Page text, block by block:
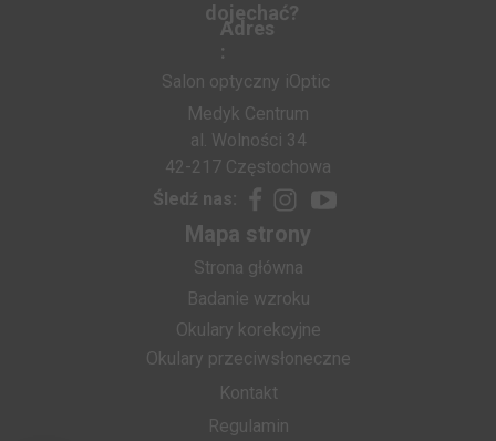
dojechać?
Regulamin
Kontakt
Okulary przeciwsłoneczne
Okulary korekcyjne
Badanie wzroku
Mapa strony
Strona główna
Śledź nas:
Adres
:
Salon optyczny iOptic
Medyk Centrum
al. Wolności 34
42-217 Częstochowa